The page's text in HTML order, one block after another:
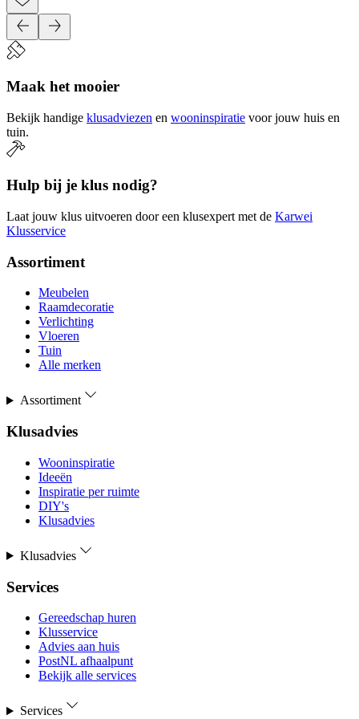
Maak het mooier
Bekijk handige klusadviezen en wooninspiratie voor jouw huis en
tuin.
Hulp bij je klus nodig?
Laat jouw klus uitvoeren door een klusexpert met de Karwei
Klusservice
Assortiment
Meubelen
Raamdecoratie
Verlichting
Vloeren
Tuin
Alle merken
Assortiment
Klusadvies
Wooninspiratie
Ideeën
Inspiratie per ruimte
DIY's
Klusadvies
Klusadvies
Services
Gereedschap huren
Klusservice
Advies aan huis
PostNL afhaalpunt
Bekijk alle services
Services